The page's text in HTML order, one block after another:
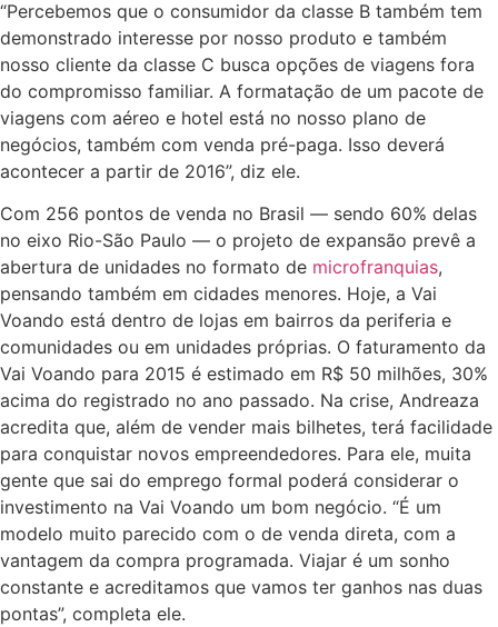
“Percebemos que o consumidor da classe B também tem
demonstrado interesse por nosso produto e também
nosso cliente da classe C busca opções de viagens fora
do compromisso familiar. A formatação de um pacote de
viagens com aéreo e hotel está no nosso plano de
negócios, também com venda pré-paga. Isso deverá
acontecer a partir de 2016”, diz ele.
Com 256 pontos de venda no Brasil — sendo 60% delas
no eixo Rio-São Paulo — o projeto de expansão prevê a
abertura de unidades no formato de microfranquias,
pensando também em cidades menores. Hoje, a Vai
Voando está dentro de lojas em bairros da periferia e
comunidades ou em unidades próprias. O faturamento da
Vai Voando para 2015 é estimado em R$ 50 milhões, 30%
acima do registrado no ano passado. Na crise, Andreaza
acredita que, além de vender mais bilhetes, terá facilidade
para conquistar novos empreendedores. Para ele, muita
gente que sai do emprego formal poderá considerar o
investimento na Vai Voando um bom negócio. “É um
modelo muito parecido com o de venda direta, com a
vantagem da compra programada. Viajar é um sonho
constante e acreditamos que vamos ter ganhos nas duas
pontas”, completa ele.